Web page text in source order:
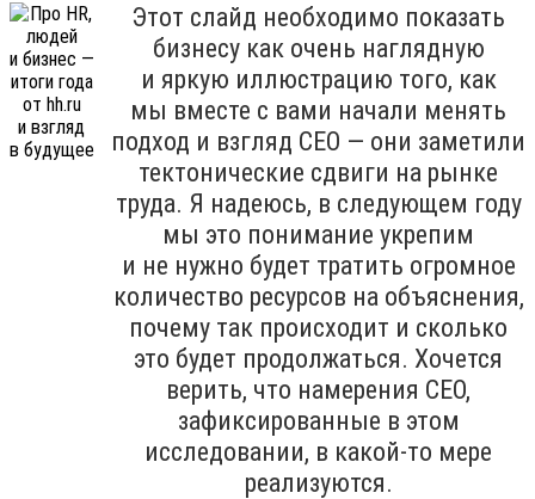
Этот слайд необходимо показать
бизнесу как очень наглядную
и яркую иллюстрацию того, как
мы вместе с вами начали менять
подход и взгляд СЕО — они заметили
тектонические сдвиги на рынке
труда. Я надеюсь, в следующем году
мы это понимание укрепим
и не нужно будет тратить огромное
количество ресурсов на объяснения,
почему так происходит и сколько
это будет продолжаться. Хочется
верить, что намерения СЕО,
зафиксированные в этом
исследовании, в какой-то мере
реализуются.